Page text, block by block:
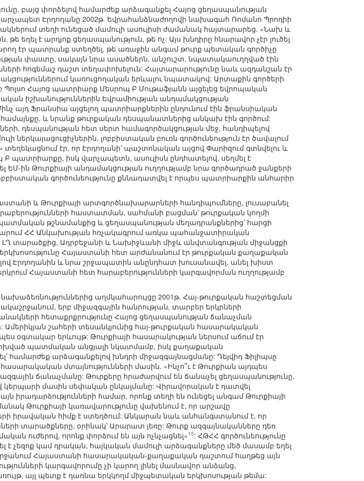
բայց փորձելով համարժեք արձագանքել Հայոց ցեղասպանության
Էրդողանը 2002թ. Եվրահանձնաժողովի նախագահ Ռոմանո Պրոդիի
տեղի ունեցած մամուլի ասուլիսի ժամանակ հայտարարեց. «Նախ և
է արդյոք ցեղասպանություն, թե ոչ: Այս խնդիրը հնարավոր չէր լուծել
էր պատրանք ստեղծել, թե առաջին անգամ թուրք պետական գործիչը
փաստը, սակայն նրա ասածներն, անշուշտ, նպատակաուղղված էին
հոգեմաշ դաշտ տեղափոխելուն: Հայտարարությունը նաև ազդանշան էր
կառուցողական երևալու նպատակով: Արտաքին գործերի
Հայոց պատրիարք Մեսրոպ Բ Մութաֆյանն այցելեց եվրոպական
իշխանություններին Եվրամիության անդամակցության
այդ Ֆրանսիա այցելող պատրիարքներին ընդունում էին ֆրանսիական
և նրանք թուրքական դեսպանատներից անկախ էին գործում:
դեսպանության հետ սերտ համագործակցության մեջ, հանդիպելով
լոբբիստական բուռն գործունեություն էր ծավալում
տեղեկացնում էր, որ Էրդողանի՝ պաշտոնական այցով Փարիզում գտնվելու և
Բ պատրիարքը, իսկ վարչապետն, ասուլիսն ընդհատելով, սեղմել է
ԵՄ-ին Թուրքիայի անդամակցության ուղղությամբ նրա գործադրած ջանքերի
գործունեությունը քննադատվել է որպես պատրիարքին անհարիր
և Թուրքիայի արտգործնախարարների հանդիպումները, լուսաբանել
հաստատման, սահմանի բացման՝ թուրքական կողմի
թշնամանքից և ցեղասպանության մեղադրանքներից՝ հարցի
ՀՀ Անկախության հռչակագրում առկա պահանջատիրական
ԼՂ տարածքից, Ադրբեջանի և Նախիջևանի միջև անվտանգության միջանցքի
Հայաստանի հետ արժանանում էր թուրքական քաղաքական
Էրդողանին և նրա շրջապատին անընդհատ խուսանավել, անել խիստ
Հայաստանի հետ հարաբերությունների կարգավորման ուղղությամբ
աղմկահարույցը 2001թ. Հայ-թուրքական հաշտեցման
երբ միջազգային հանրության, տարբեր երկրների
հետաքրքրությունը Հայոց ցեղասպանության ճանաչման
Ամերիկյան շահերի տեսանկյունից հայ-թուրքական հասարակական
օգտակար երևույթ: Թուրքիայի հասարակության ներսում աճում էր
պատմական անցյալի նկատմամբ, իսկ քաղաքական
համարժեք արձագանքելով խնդրի միջազգայնացմանը: Դեյվիդ Ֆիլիպսը
մտայնությունների մասին. «Ինչո՞ւ է Թուրքիան այդպես
ճանաչմանը: Թուրքերը հրաժարվում են ճանաչել ցեղասպանությունը,
կերպարի մասին սեփական ընկալմանը: Վիրավորական է դատվել
իրադարձությունների համար, որոնք տեղի են ունեցել անգամ Թուրքիայի
Թուրքիայի կառավարությունը վախենում է, որ արշավը
իրավական հիմք է ստեղծում: Անկարան նաև անհանգստանում է, որ
տարածքները, օրինակ՝ Արարատ լեռը: Թուրք ազգայնականները դեռ
ուժերով, որոնք փորձում են այն ոչնչացնել»15: ՀԹՀՀ գործունեությունը
է չեզոք կամ դրական, հայկական մամուլի արձագանքները մեծ մասամբ եղել
Հայաստանի հասարակական-քաղաքական դաշտում հաղթեց այն
կարգավորումը չի կարող լինել մասնավոր անձանց,
այլ պետք է դառնա երկկողմ միջպետական երկխոսության թեմա: